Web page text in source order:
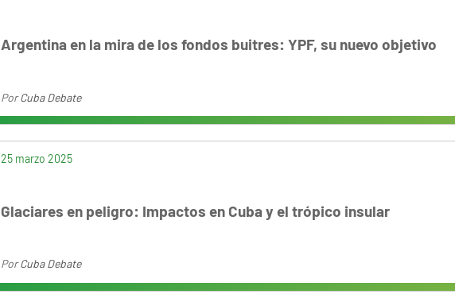
Argentina en la mira de los fondos buitres: YPF, su nuevo objetivo
PorCuba Debate
25 marzo 2025
Glaciares en peligro: Impactos en Cuba y el trópico insular
PorCuba Debate